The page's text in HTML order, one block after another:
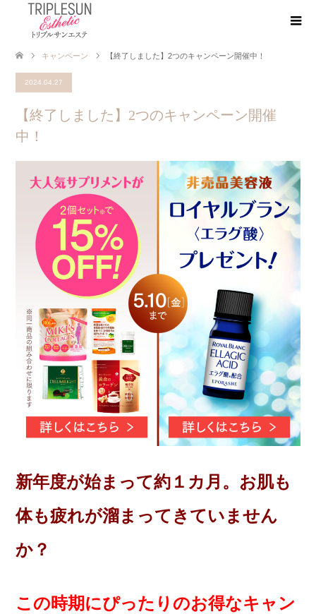
キャンペーン 【終了しました】2つのキャンペーン開催中！
2024.04.27
【終了しました】2つのキャンペーン開催
中！
新年度が始まって約１カ月。お肌も
体も疲れが溜まってきていません
か？
この時期にぴったりのお得なキャン